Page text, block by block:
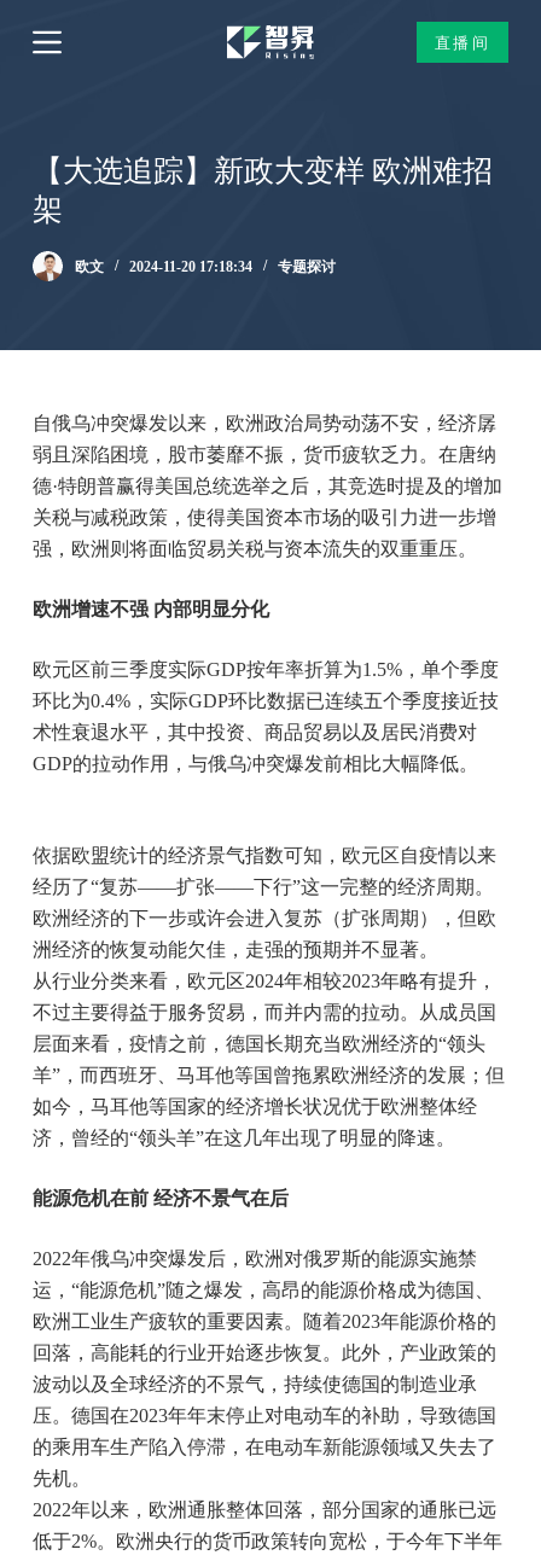
跳
过
直播间
【大选追踪】新政大变样 欧洲难招
架
欧文 2024-11-20 17:18:34 专题探讨
自俄乌冲突爆发以来，欧洲政治局势动荡不安，经济孱
弱且深陷困境，股市萎靡不振，货币疲软乏力。在唐纳
德·特朗普赢得美国总统选举之后，其竞选时提及的增加
关税与减税政策，使得美国资本市场的吸引力进一步增
强，欧洲则将面临贸易关税与资本流失的双重重压。
欧洲增速不强 内部明显分化
欧元区前三季度实际GDP按年率折算为1.5%，单个季度
环比为0.4%，实际GDP环比数据已连续五个季度接近技
术性衰退水平，其中投资、商品贸易以及居民消费对
GDP的拉动作用，与俄乌冲突爆发前相比大幅降低。
依据欧盟统计的经济景气指数可知，欧元区自疫情以来
经历了“复苏——扩张——下行”这一完整的经济周期。
欧洲经济的下一步或许会进入复苏（扩张周期），但欧
洲经济的恢复动能欠佳，走强的预期并不显著。
从行业分类来看，欧元区2024年相较2023年略有提升，
不过主要得益于服务贸易，而并内需的拉动。从成员国
层面来看，疫情之前，德国长期充当欧洲经济的“领头
羊”，而西班牙、马耳他等国曾拖累欧洲经济的发展；但
如今，马耳他等国家的经济增长状况优于欧洲整体经
济，曾经的“领头羊”在这几年出现了明显的降速。
能源危机在前 经济不景气在后
2022年俄乌冲突爆发后，欧洲对俄罗斯的能源实施禁
运，“能源危机”随之爆发，高昂的能源价格成为德国、
欧洲工业生产疲软的重要因素。随着2023年能源价格的
回落，高能耗的行业开始逐步恢复。此外，产业政策的
波动以及全球经济的不景气，持续使德国的制造业承
压。德国在2023年年末停止对电动车的补助，导致德国
的乘用车生产陷入停滞，在电动车新能源领域又失去了
先机。
2022年以来，欧洲通胀整体回落，部分国家的通胀已远
低于2%。欧洲央行的货币政策转向宽松，于今年下半年